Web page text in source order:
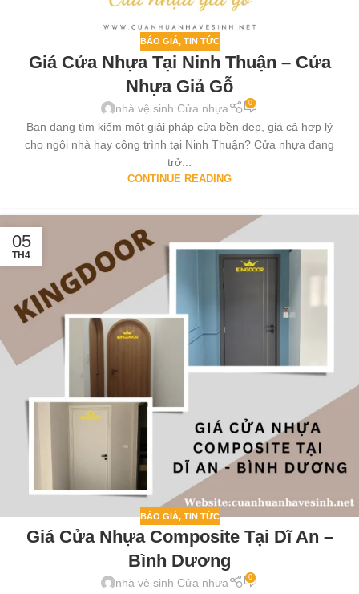
BÁO GIÁ, TIN TỨC
Giá Cửa Nhựa Tại Ninh Thuận – Cửa
Nhựa Giả Gỗ
nhà vệ sinh Cửa nhựa 0
Bạn đang tìm kiếm một giải pháp cửa bền đẹp, giá cả hợp lý
cho ngôi nhà hay công trình tại Ninh Thuận? Cửa nhựa đang
trở...
CONTINUE READING
05
TH4
BÁO GIÁ, TIN TỨC
Giá Cửa Nhựa Composite Tại Dĩ An –
Bình Dương
nhà vệ sinh Cửa nhựa 0